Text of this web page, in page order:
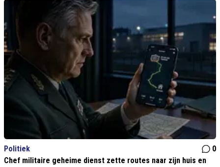
Politiek
0
Chef militaire geheime dienst zette routes naar zijn huis en